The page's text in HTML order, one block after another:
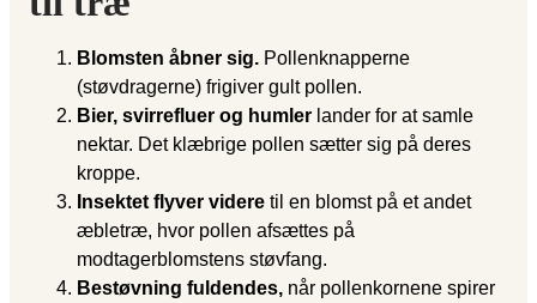
Blomsten åbner sig. Pollenknapperne
(støvdragerne) frigiver gult pollen.
Bier, svirrefluer og humler lander for at samle
nektar. Det klæbrige pollen sætter sig på deres
kroppe.
Insektet flyver videre til en blomst på et andet
æbletræ, hvor pollen afsættes på
modtagerblomstens støvfang.
Bestøvning fuldendes, når pollenkornene spirer